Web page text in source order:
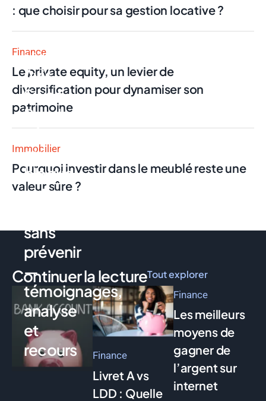
: que choisir pour sa gestion locative ?
Finance
Le private equity, un levier de
diversification pour dynamiser son
patrimoine
Immobilier
Pourquoi investir dans le meublé reste une
valeur sûre ?
Continuer la lectureTout explorer
Finance
Avis
Swan
Pro : la
néobanque
qui
bloque
votre
sans
prévenir
—
témoignages,
analyse
et
recours
Finance
Livret A vs
LDD : Quelle
Finance
Les meilleurs
moyens de
gagner de
l’argent sur
internet